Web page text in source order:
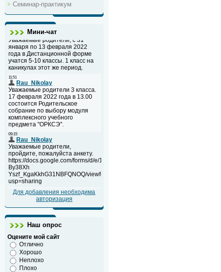
Семинар-практикум
Мини-чат
Для добавления необходима
авторизация
Наш опрос
Оцените мой сайт
Отлично
Хорошо
Неплохо
Плохо